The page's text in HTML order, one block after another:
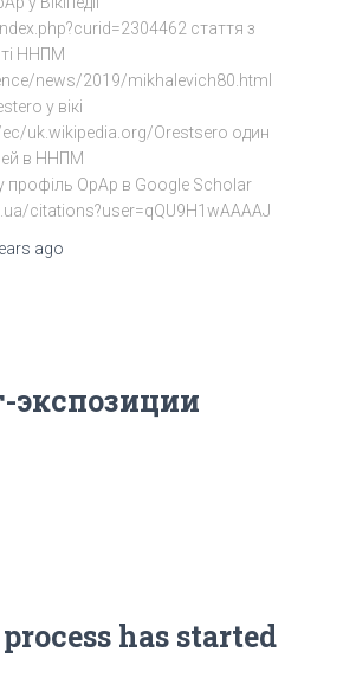
стаття з
ННПМ
news/2019/mikhalevich80.html
у вікі
uk.wikipedia.org/Orestsero один
в ННПМ
ОрАр в Google Scholar
citations?user=qQU9H1wAAAAJ
ago
экспозиции
has started